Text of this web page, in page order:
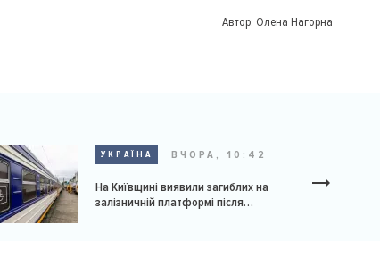
Автор: Олена Нагорна
УКРАЇНА ВЧОРА, 10:42
На Київщині виявили загиблих на
залізничній платформі після